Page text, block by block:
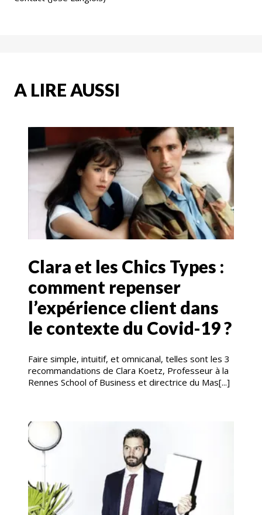
A LIRE AUSSI
Clara et les Chics Types :
comment repenser
l’expérience client dans
le contexte du Covid-19 ?
Faire simple, intuitif, et omnicanal, telles sont les 3
recommandations de Clara Koetz, Professeur à la
Rennes School of Business et directrice du Mas[...]